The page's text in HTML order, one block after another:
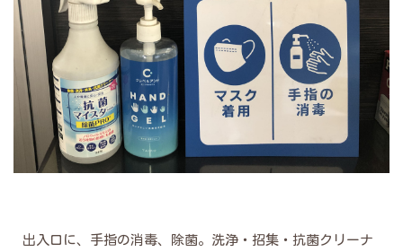
出入口に、手指の消毒、除菌。洗浄・招集・抗菌クリーナ